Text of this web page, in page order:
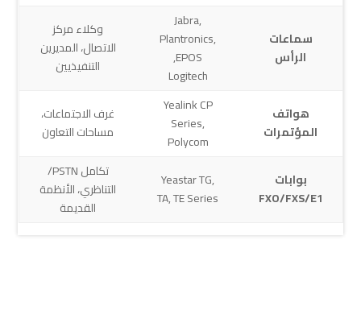
سماعات
الرأس
Jabra,
Plantronics,
EPOS,
Logitech
وكلاء مركز
الاتصال، المديرين
التنفيذيين
هواتف
المؤتمرات
Yealink CP
Series,
Polycom
غرف الاجتماعات،
مساحات التعاون
بوابات
FXO/FXS/E1
Yeastar TG,
TA, TE Series
تكامل PSTN/
التناظري، الأنظمة
القديمة